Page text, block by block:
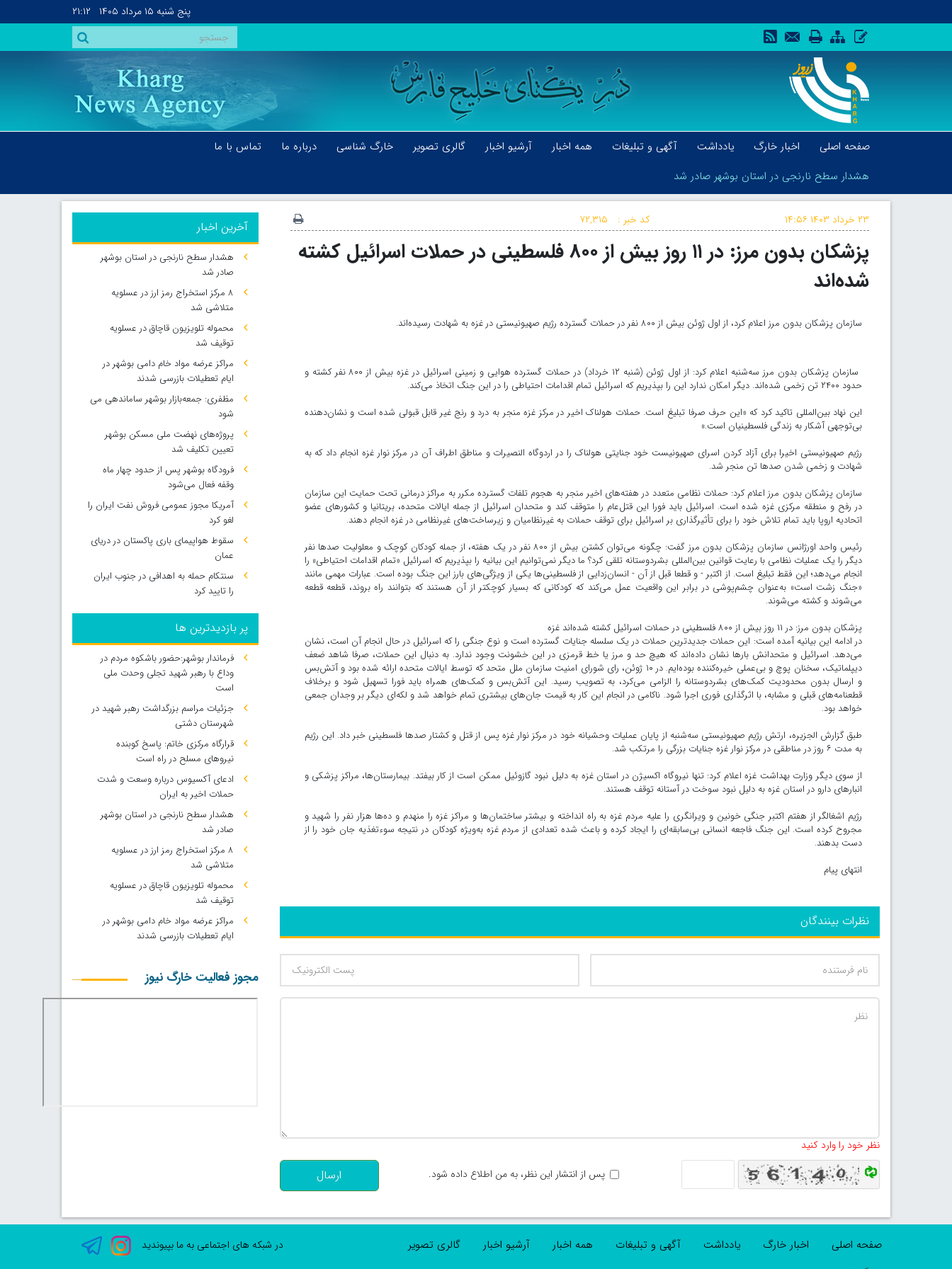
پنج شنبه ۱۵ مرداد ۱۴۰۵ ۲۱:۱۲
صفحه اصلی اخبار خارگ یادداشت آگهی و تبلیغات همه اخبار آرشیو اخبار گالری تصویر خارگ شناسی درباره ما
تماس با ما
هشدار سطح نارنجی در استان بوشهر صادر شد
هشدار سطح نارنجی در استان بوشهر صادر شد
کد خبر : ۷۲,۳۱۵ ۲۳ خرداد ۱۴۰۳ ۱۴:۵۶
پزشکان بدون مرز: در ۱۱ روز بیش از ۸۰۰ فلسطینی در حملات اسرائیل کشته
شده‌اند
سازمان پزشکان بدون مرز اعلام کرد، از اول ژوئن بیش از ۸۰۰ نفر در حملات گسترده رژیم صهیونیستی در غزه به شهادت رسیده‌اند.
سازمان پزشکان بدون مرز سه‌شنبه اعلام کرد: از اول ژوئن (شنبه ۱۲ خرداد) در حملات گسترده هوایی و زمینی اسرائیل در غزه بیش از ۸۰۰ نفر کشته و
حدود ۲۴۰۰ تن زخمی شده‌اند. دیگر امکان ندارد این را بپذیریم که اسرائیل تمام اقدامات احتیاطی را در این جنگ اتخاذ می‌کند.
این نهاد بین‌المللی تاکید کرد که «این حرف صرفا تبلیغ است. حملات هولناک اخیر در مرکز غزه منجر به درد و رنج غیر قابل قبولی شده است و نشان‌دهنده
بی‌توجهی آشکار به زندگی فلسطینیان است.»
رژیم صهیونیستی اخیرا برای آزاد کردن اسرای صهیونیست خود جنایتی هولناک را در اردوگاه النصیرات و مناطق اطراف آن در مرکز نوار غزه انجام داد که به
شهادت و زخمی شدن صدها تن منجر شد.
سازمان پزشکان بدون مرز اعلام کرد: حملات نظامی متعدد در هفته‌های اخیر منجر به هجوم تلفات گسترده مکرر به مراکز درمانی تحت حمایت این سازمان
در رفح و منطقه مرکزی غزه شده است. اسرائیل باید فورا این قتل‌عام را متوقف کند و متحدان اسرائیل از جمله ایالات متحده، بریتانیا و کشورهای عضو
اتحادیه اروپا باید تمام تلاش خود را برای تأثیرگذاری بر اسرائیل برای توقف حملات به غیرنظامیان و زیرساخت‌های غیرنظامی در غزه انجام دهند.
رئیس واحد اورژانس سازمان پزشکان بدون مرز گفت: چگونه می‌توان کشتن بیش از ۸۰۰ نفر در یک هفته، از جمله کودکان کوچک و معلولیت صدها نفر
دیگر را یک عملیات نظامی با رعایت قوانین بین‌المللی بشردوستانه تلقی کرد؟ ما دیگر نمی‌توانیم این بیانیه را بپذیریم که اسرائیل «تمام اقدامات احتیاطی» را
انجام می‌دهد؛ این فقط تبلیغ است. از اکتبر - و قطعا قبل از آن - انسان‌زدایی از فلسطینی‌ها یکی از ویژگی‌های بارز این جنگ بوده است. عبارات مهمی مانند
«جنگ زشت است» به‌عنوان چشم‌پوشی در برابر این واقعیت عمل می‌کند که کودکانی که بسیار کوچکتر از آن هستند که بتوانند راه بروند، قطعه قطعه
می‌شوند و کشته می‌شوند.
پزشکان بدون مرز: در ۱۱ روز بیش از ۸۰۰ فلسطینی در حملات اسرائیل کشته شده‌اند غزه
در ادامه این بیانیه آمده است: این حملات جدیدترین حملات در یک سلسله جنایات گسترده است و نوع جنگی را که اسرائیل در حال انجام آن است، نشان
می‌دهد. اسرائیل و متحدانش بارها نشان داده‌اند که هیچ حد و مرز یا خط قرمزی در این خشونت وجود ندارد. به دنبال این حملات، صرفا شاهد ضعف
دیپلماتیک، سخنان پوچ و بی‌عملی خیره‌کننده بوده‌ایم. در ۱۰ ژوئن، رای شورای امنیت سازمان ملل متحد که توسط ایالات متحده ارائه شده بود و آتش‌بس
و ارسال بدون محدودیت کمک‌های بشردوستانه را الزامی می‌کرد، به تصویب رسید. این آتش‌بس و کمک‌های همراه باید فورا تسهیل شود و برخلاف
قطعنامه‌های قبلی و مشابه، با اثرگذاری فوری اجرا شود. ناکامی در انجام این کار به قیمت جان‌های بیشتری تمام خواهد شد و لکه‌ای دیگر بر وجدان جمعی
خواهد بود.
طبق گزارش الجزیره، ارتش رژیم صهیونیستی سه‌شنبه از پایان عملیات وحشیانه خود در مرکز نوار غزه پس از قتل و کشتار صدها فلسطینی خبر داد. این رژیم
به مدت ۶ روز در مناطقی در مرکز نوار غزه جنایات بزرگی را مرتکب شد.
از سوی دیگر وزارت بهداشت غزه اعلام کرد: تنها نیروگاه اکسیژن در استان غزه به دلیل نبود گازوئیل ممکن است از کار بیفتد. بیمارستان‌ها، مراکز پزشکی و
انبارهای دارو در استان غزه به دلیل نبود سوخت در آستانه توقف هستند.
رژیم اشغالگر از هفتم اکتبر جنگی خونین و ویرانگری را علیه مردم غزه به راه انداخته و بیشتر ساختمان‌ها و مراکز غزه را منهدم و ده‌ها هزار نفر را شهید و
مجروح کرده است. این جنگ فاجعه انسانی بی‌سابقه‌ای را ایجاد کرده و باعث شده تعدادی از مردم غزه به‌ویژه کودکان در نتیجه سوءتغذیه جان خود را از
دست بدهند.
انتهای پیام
نظرات بینندگان
نظر خود را وارد کنید
پس از انتشار این نظر، به من اطلاع داده شود.
ارسال
آخرین اخبار
هشدار سطح نارنجی در استان بوشهر
صادر شد
۸ مرکز استخراج رمز ارز در عسلویه
متلاشی شد
محموله تلویزیون قاچاق در عسلویه
توقیف شد
مراکز عرضه مواد خام دامی بوشهر در
ایام تعطیلات بازرسی شدند
مظفری: جمعه‌بازار بوشهر ساماندهی می‌
شود
پروژه‌های نهضت ملی مسکن بوشهر
تعیین تکلیف شد
فرودگاه بوشهر پس از حدود چهار ماه
وقفه فعال می‌شود
آمریکا مجوز عمومی فروش نفت ایران را
لغو کرد
سقوط هواپیمای باری پاکستان در دریای
عمان
سنتکام حمله به اهدافی در جنوب ایران
را تایید کرد
پر بازدیدترین ها
فرماندار بوشهر:حضور باشکوه مردم در
وداع با رهبر شهید تجلی وحدت ملی
است
جزئیات مراسم بزرگداشت رهبر شهید در
شهرستان دشتی
قرارگاه مرکزی خاتم: پاسخ کوبنده
نیروهای مسلح در راه است
ادعای آکسیوس درباره وسعت و شدت
حملات اخیر به ایران
هشدار سطح نارنجی در استان بوشهر
صادر شد
۸ مرکز استخراج رمز ارز در عسلویه
متلاشی شد
محموله تلویزیون قاچاق در عسلویه
توقیف شد
مراکز عرضه مواد خام دامی بوشهر در
ایام تعطیلات بازرسی شدند
مجوز فعالیت خارگ نیوز
صفحه اصلی اخبار خارگ یادداشت آگهی و تبلیغات همه اخبار آرشیو اخبار
گالری تصویر
در شبکه های اجتماعی به ما بپیوندید